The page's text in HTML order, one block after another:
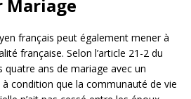
Mariage
français peut également mener à
française. Selon l’article 21-2 du
quatre ans de mariage avec un
condition que la communauté de vie